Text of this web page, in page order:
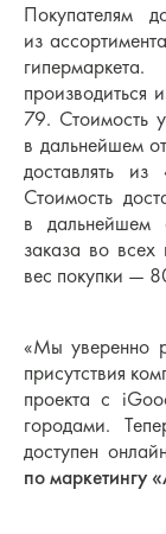
Покупателям
из
производиться
79. Стоимость
в дальнейшем
доставлять
Стоимость
в дальнейшем
заказа во
вес покупки —
«Мы уверенно
присутствия
проекта с
городами.
доступен
по маркетингу